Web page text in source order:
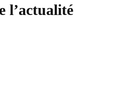
l’actualité